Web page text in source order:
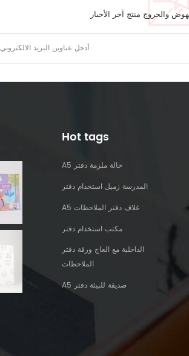
Hot tags
A5 حالة ملزمة دفتر
المدرسة زميل استخدام دفتر
A5 غلاف دفتر الملاحظات
مكتب استخدام دفتر
الداخلية مع العاج ورقة دفتر
الملاحظات
A5 صديقة للبيئة دفتر